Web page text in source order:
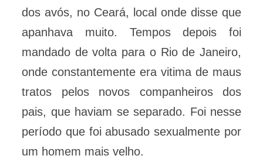
dos avós, no Ceará, local onde disse que
apanhava muito. Tempos depois foi
mandado de volta para o Rio de Janeiro,
onde constantemente era vitima de maus
tratos pelos novos companheiros dos
pais, que haviam se separado. Foi nesse
período que foi abusado sexualmente por
um homem mais velho.